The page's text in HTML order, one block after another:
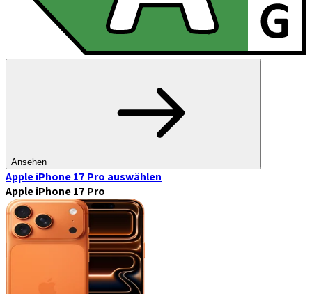
Ansehen
Apple iPhone 17 Pro auswählen
Apple iPhone 17 Pro